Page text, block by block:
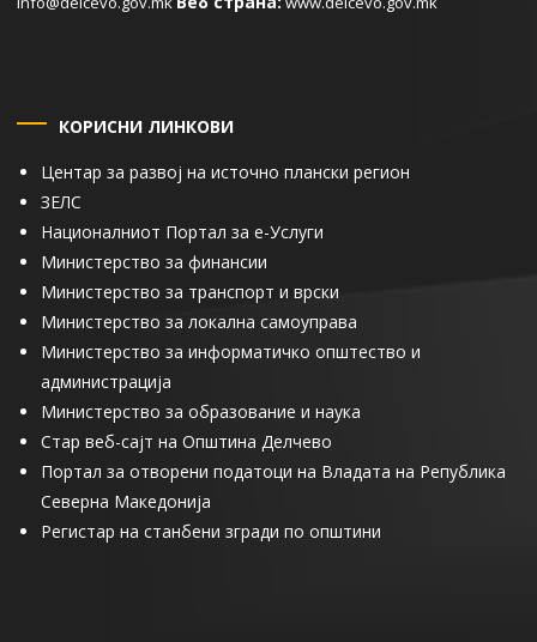
КОРИСНИ ЛИНКОВИ
Центар за развој на источно плански регион
ЗЕЛС
Националниот Портал за е-Услуги
Министерство за финансии
Министерство за транспорт и врски
Министерство за локална самоуправа
Министерство за информатичко општество и
администрација
Министерство за образование и наука
Стар веб-сајт на Општина Делчево
Портал за отворени податоци на Владата на Република
Северна Македонија
Регистар на станбени згради по општини